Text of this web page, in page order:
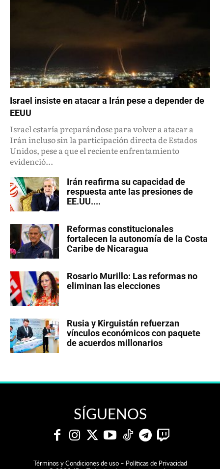
Israel insiste en atacar a Irán pese a depender de
EEUU
Israel estaría preparándose para volver a atacar a
Irán incluso sin la participación directa de Estados
Unidos, pese a que el reciente enfrentamiento
evidenció...
Irán reafirma su capacidad de
respuesta ante las presiones de
EE.UU....
Reformas constitucionales
fortalecen la autonomía de la Costa
Caribe de Nicaragua
Rosario Murillo: Las reformas no
eliminan las elecciones
Rusia y Kirguistán refuerzan
vínculos económicos con paquete
de acuerdos millonarios
SÍGUENOS
Términos y Condiciones de uso – Políticas de Privacidad